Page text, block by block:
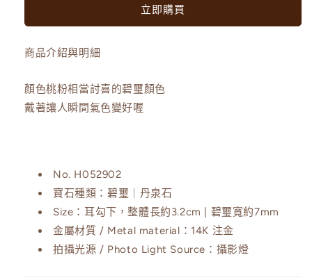
碧
丹
泉
數
量
減
少
丹
泉
數
量
增
加
立即購買
商品介紹與明細
顏色桃粉相當討喜的碧璽顏色
戴著讓人瞬間氣色變好喔
No. H052902
寶石種類：碧璽 ｜丹泉石
Size： 耳勾下，整體長約3.2cm | 碧璽寬約7mm
金屬材質 / Metal material： 14K 注金
拍攝光源 / Photo Light Source： 攝影燈